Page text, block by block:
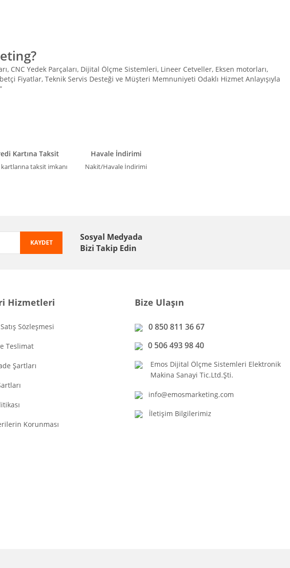
CNC Yedek Parçaları, Dijital Ölçme Sistemleri, Lineer Cetveller, Eksen motorları,
Fiyatlar, Teknik Servis Desteği ve Müşteri Memnuniyeti Odaklı Hizmet Anlayışıyla
Kartına Taksit
taksit imkanı
Havale İndirimi
Nakit/Havale İndirimi
KAYDET
Sosyal Medyada
Bizi Takip Edin
Hizmetleri
Sözleşmesi
Teslimat
Şartları
Korunması
Bize Ulaşın
0 850 811 36 67
0 506 493 98 40
Emos Dijital Ölçme Sistemleri Elektronik
Makina Sanayi Tic.Ltd.Şti.
info@emosmarketing.com
İletişim Bilgilerimiz